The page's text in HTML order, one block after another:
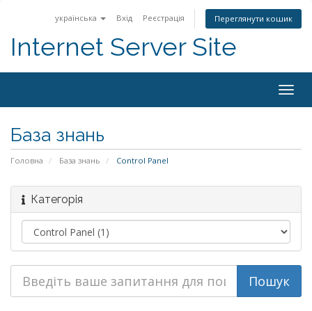
українська Вхід Реєстрація Переглянути кошик
Internet Server Site
База знань
Головна База знань Control Panel
Категорія